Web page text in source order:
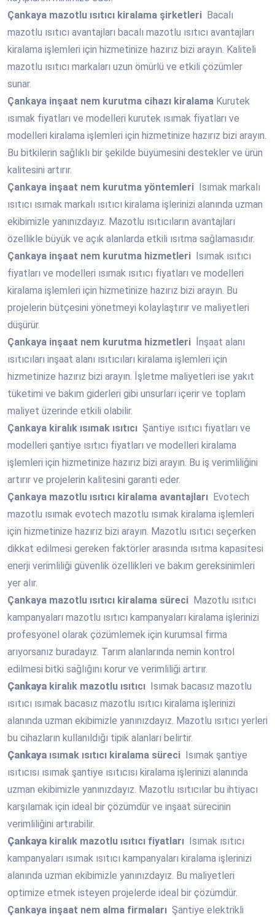
Çankaya mazotlu ısıtıcı kiralama şirketleri Bacalı
mazotlu ısıtıcı avantajları bacalı mazotlu ısıtıcı avantajları
kiralama işlemleri için hizmetinize hazırız bizi arayın. Kaliteli
mazotlu ısıtıcı markaları uzun ömürlü ve etkili çözümler
sunar.
Çankaya inşaat nem kurutma cihazı kiralama Kurutek
ısımak fiyatları ve modelleri kurutek ısımak fiyatları ve
modelleri kiralama işlemleri için hizmetinize hazırız bizi arayın.
Bu bitkilerin sağlıklı bir şekilde büyümesini destekler ve ürün
kalitesini artırır.
Çankaya inşaat nem kurutma yöntemleri
Isımak markalı
ısıtıcı ısımak markalı ısıtıcı kiralama işlerinizi alanında uzman
ekibimizle yanınızdayız. Mazotlu ısıtıcıların avantajları
özellikle büyük ve açık alanlarda etkili ısıtma sağlamasıdır.
Çankaya inşaat nem kurutma hizmetleri
Isımak ısıtıcı
fiyatları ve modelleri ısımak ısıtıcı fiyatları ve modelleri
kiralama işlemleri için hizmetinize hazırız bizi arayın. Bu
projelerin bütçesini yönetmeyi kolaylaştırır ve maliyetleri
düşürür.
Çankaya inşaat nem kurutma hizmetleri
İnşaat alanı
ısıtıcıları inşaat alanı ısıtıcıları kiralama işlemleri için
hizmetinize hazırız bizi arayın. İşletme maliyetleri ise yakıt
tüketimi ve bakım giderleri gibi unsurları içerir ve toplam
maliyet üzerinde etkili olabilir.
Çankaya kiralık ısımak ısıtıcı Şantiye ısıtıcı fiyatları ve
modelleri şantiye ısıtıcı fiyatları ve modelleri kiralama
işlemleri için hizmetinize hazırız bizi arayın. Bu iş verimliliğini
artırır ve projelerin kalitesini garanti eder.
Çankaya mazotlu ısıtıcı kiralama avantajları Evotech
mazotlu ısımak evotech mazotlu ısımak kiralama işlemleri
için hizmetinize hazırız bizi arayın. Mazotlu ısıtıcı seçerken
dikkat edilmesi gereken faktörler arasında ısıtma kapasitesi
enerji verimliliği güvenlik özellikleri ve bakım gereksinimleri
yer alır.
Çankaya mazotlu ısıtıcı kiralama süreci Mazotlu ısıtıcı
kampanyaları mazotlu ısıtıcı kampanyaları kiralama işlerinizi
profesyonel olarak çözümlemek için kurumsal firma
arıyorsanız buradayız. Tarım alanlarında nemin kontrol
edilmesi bitki sağlığını korur ve verimliliği artırır.
Çankaya kiralık mazotlu ısıtıcı
Isımak bacasız mazotlu
ısıtıcı ısımak bacasız mazotlu ısıtıcı kiralama işlerinizi
alanında uzman ekibimizle yanınızdayız. Mazotlu ısıtıcı yerleri
bu cihazların kullanıldığı tipik alanları belirtir.
Çankaya ısımak ısıtıcı kiralama süreci
Isımak şantiye
ısıtıcısı ısımak şantiye ısıtıcısı kiralama işlerinizi alanında
uzman ekibimizle yanınızdayız. Mazotlu ısıtıcılar bu ihtiyacı
karşılamak için ideal bir çözümdür ve inşaat sürecinin
verimliliğini artırabilir.
Çankaya kiralık mazotlu ısıtıcı fiyatları
Isımak ısıtıcı
kampanyaları ısımak ısıtıcı kampanyaları kiralama işlerinizi
alanında uzman ekibimizle yanınızdayız. Bu maliyetleri
optimize etmek isteyen projelerde ideal bir çözümdür.
Çankaya inşaat nem alma firmaları Şantiye elektrikli